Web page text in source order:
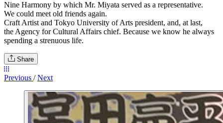
Nine Harmony by which Mr. Miyata served as a representative.
We could meet old friends again.
Craft Artist and Tokyo University of Arts president, and, at last,
the Agency for Cultural Affairs chief. Because we know he always
spending a strenuous life.
Share
Previous / Next